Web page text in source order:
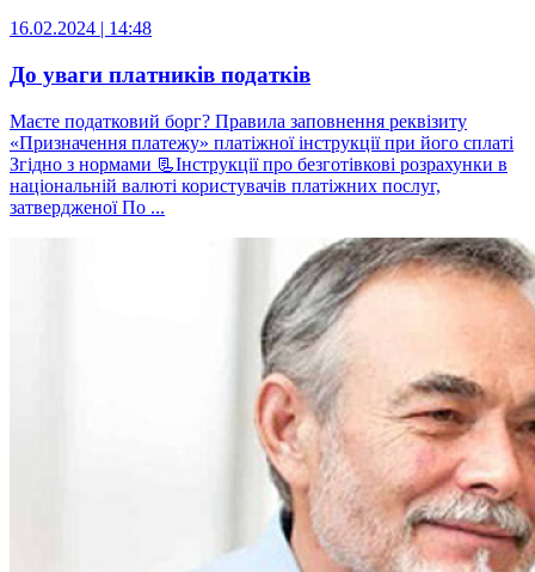
16.02.2024 | 14:48
До уваги платників податків
Маєте податковий борг? Правила заповнення реквізиту
«Призначення платежу» платіжної інструкції при його сплаті
Згідно з нормами 📃Інструкції про безготівкові розрахунки в
національній валюті користувачів платіжних послуг,
затвердженої По ...